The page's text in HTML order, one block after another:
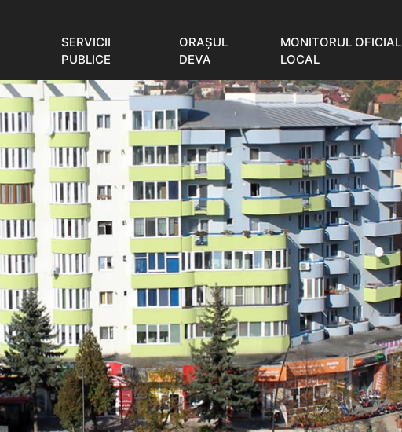
SERVICII
PUBLICE
ORAŞUL
DEVA
MONITORUL OFICIAL
LOCAL